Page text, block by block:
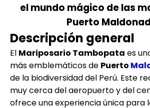
el mundo mágico de las
Puerto
Descripción general
El Mariposario Tambopata es
más emblemáticos de Puerto
de la biodiversidad del Perú. Este
muy cerca del aeropuerto y del
ofrece una experiencia única para